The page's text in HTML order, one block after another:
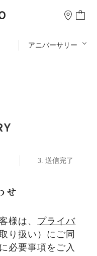
アニバーサリー
送信完了
せ
様は、 プライバ
り扱い）にご同
必要事項をご入